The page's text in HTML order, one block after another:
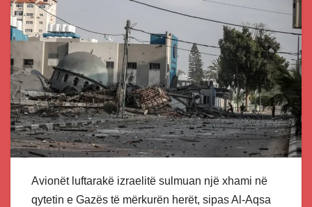
Avionët luftarakë izraelitë sulmuan një xhami në
qytetin e Gazës të mërkurën herët, sipas Al-Aqsa